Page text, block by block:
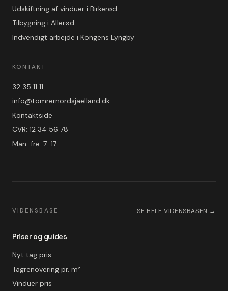
Udskiftning af vinduer i Birkerød
Tilbygning i Allerød
Indvendigt arbejde i Kongens Lyngby
KONTAKT
32 35 11 11
info@tomrernordsjaelland.dk
Kontaktside
CVR: 12 34 56 78
Man-fre: 7-17
VIDENSBASE SE HELE VIDENSBASEN →
Priser og guides
Nyt tag pris
Tagrenovering pr. m²
Vinduer pris